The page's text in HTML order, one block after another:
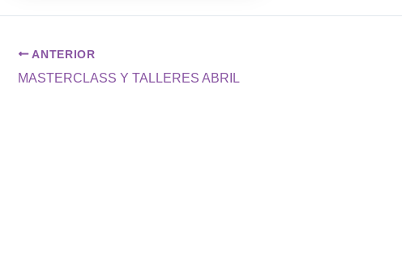
ANTERIOR
MASTERCLASS Y TALLERES ABRIL